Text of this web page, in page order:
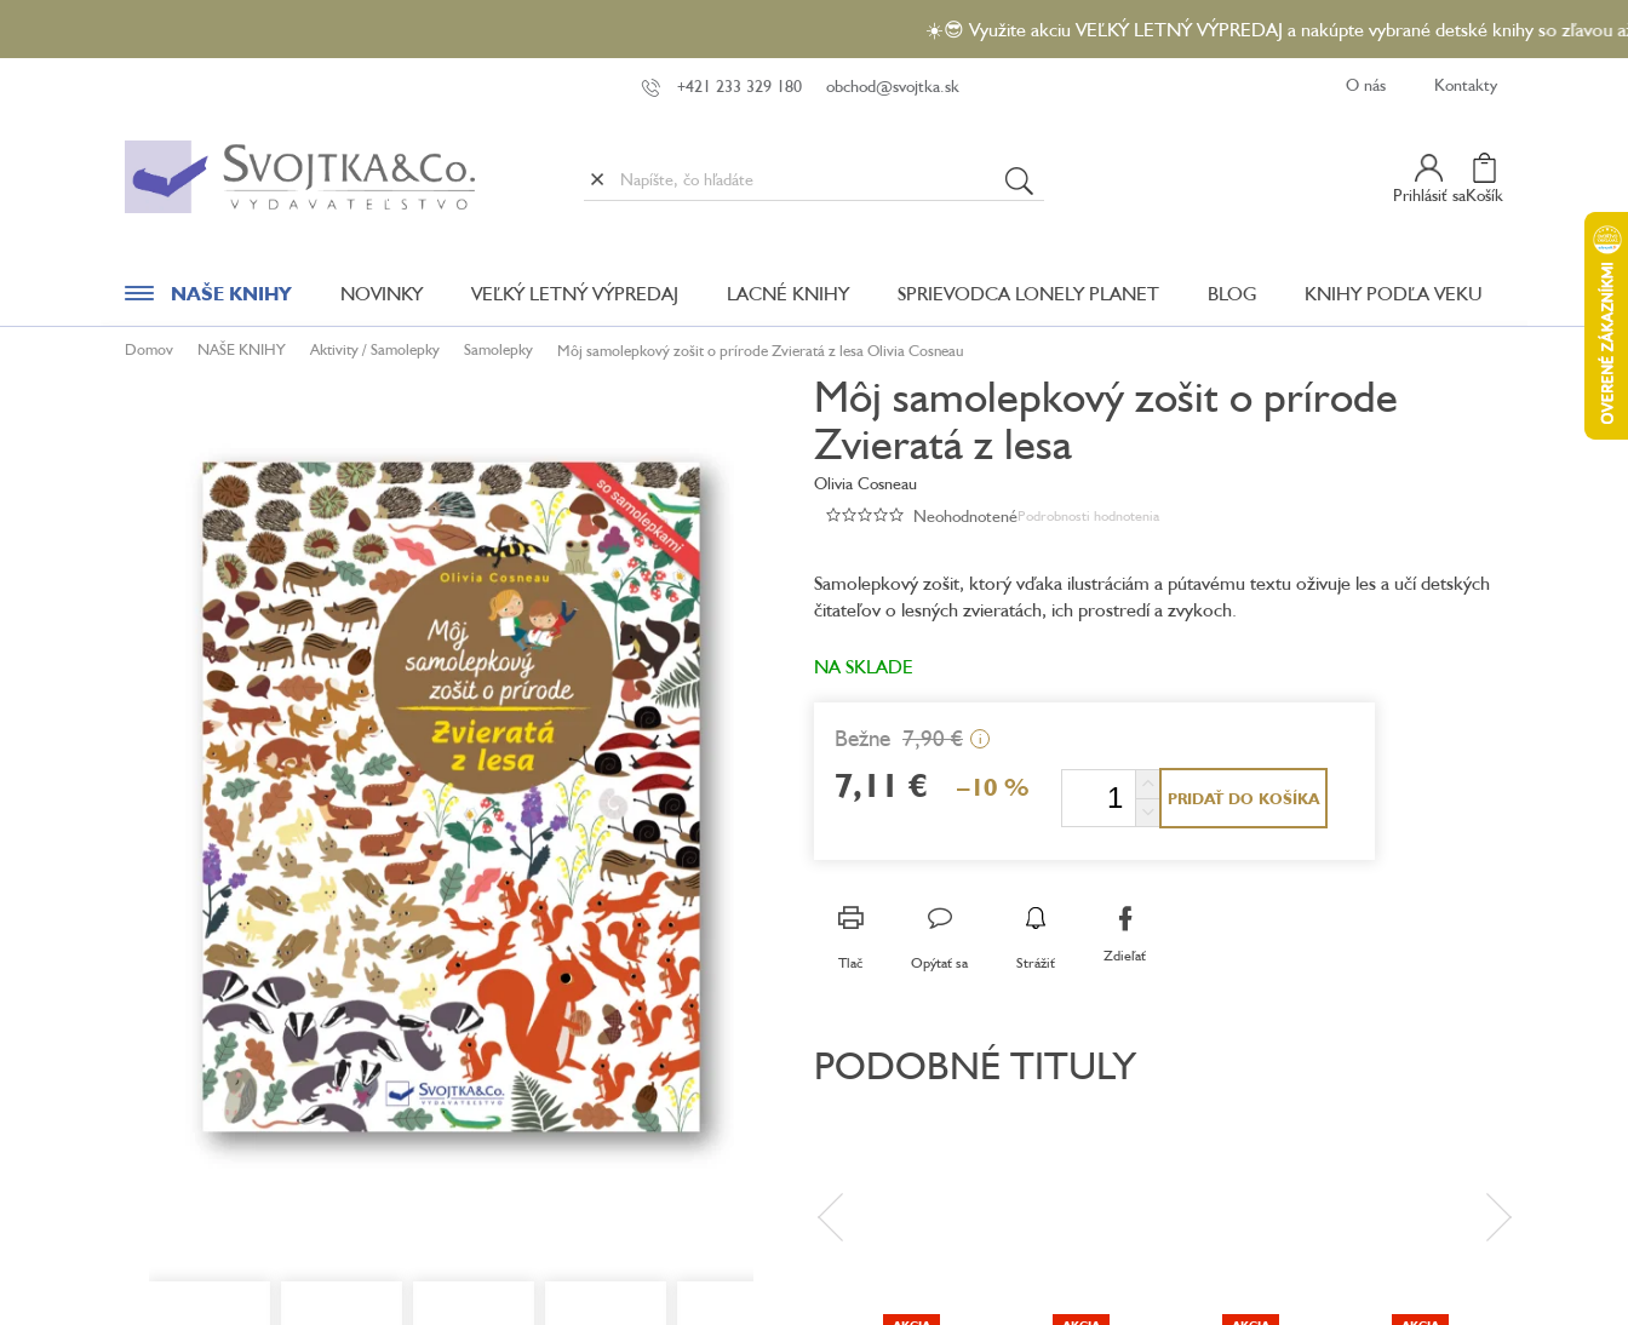
obsah
☀️😎 Využite akciu VEĽKÝ LETNÝ VÝPREDAJ a nakúpte vybrané detské knihy so zľavou až
+421 233 329 180 obchod@svojtka.sk O nás Kontakty
Prihlásiť sa
Nákupný
Košík
NAŠE KNIHY
Minipédie
Aktivity / Samolepky
Rozprávky a príbehy
Lacné knihy
NOVINKY VEĽKÝ LETNÝ VÝPREDAJ LACNÉ KNIHY SPRIEVODCA LONELY PLANET BLOG KNIHY PODĽA VEKU
Domov NAŠE KNIHY Aktivity / Samolepky Samolepky Môj samolepkový zošit o prírode Zvieratá z lesa Olivia Cosneau
Môj samolepkový zošit o prírode
Zvieratá z lesa
Olivia Cosneau
Podrobnosti hodnotenia
Priemerné
je
0,0
5
hviezdičiek.
Neohodnotené
Samolepkový zošit, ktorý vďaka ilustráciám a pútavému textu oživuje les a učí detských
čitateľov o lesných zvieratách, ich prostredí a zvykoch.
NA SKLADE
7,90 € i
7,11 € –10 % PRIDAŤ DO KOŠÍKA
Tlač Opýtať sa Strážiť Zdieľať
PODOBNÉ TITULY